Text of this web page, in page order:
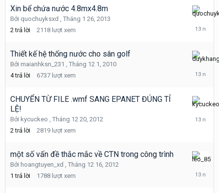
Xin bể chứa nước 4.8mx4.8m
Bởi quochuyksxd , Tháng 1 26, 2013
2 trả lời 2118 lượt xem
Tháng
Thiết kế hệ thống nước cho sân golf
Bởi maianhksn_231 , Tháng 12 1, 2010
4 trả lời 6737 lượt xem
Tháng
CHUYỂN TỪ FILE .wmf SANG EPANET ĐÚNG TỈ
LỆ!
Bởi kycuckeo , Tháng 12 20, 2012
2 trả lời 2819 lượt xem
Tháng
12
một số vấn đề thắc mắc về CTN trong công trình
Bởi hoangtuyen_xd , Tháng 12 16, 2012
1 trả lời 1788 lượt xem
Tháng
12